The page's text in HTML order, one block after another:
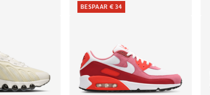
BESPAAR € 34